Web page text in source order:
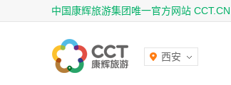
中国康辉旅游集团唯一官方网站 CCT.CN
西安